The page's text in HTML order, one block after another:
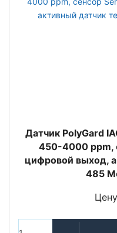
Датчик PolyGard
450-4000 ppm,
цифровой выход,
485